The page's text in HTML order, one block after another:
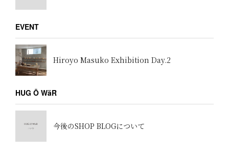
EVENT
Hiroyo Masuko Exhibition Day.2
HUG Ō WäR
今後のSHOP BLOGについて